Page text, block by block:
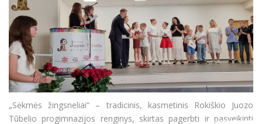
„Sėkmės žingsneliai“ – tradicinis, kasmetinis Rokiškio Juozo
Tūbelio progimnazijos renginys, skirtas pagerbti ir pasveikinti